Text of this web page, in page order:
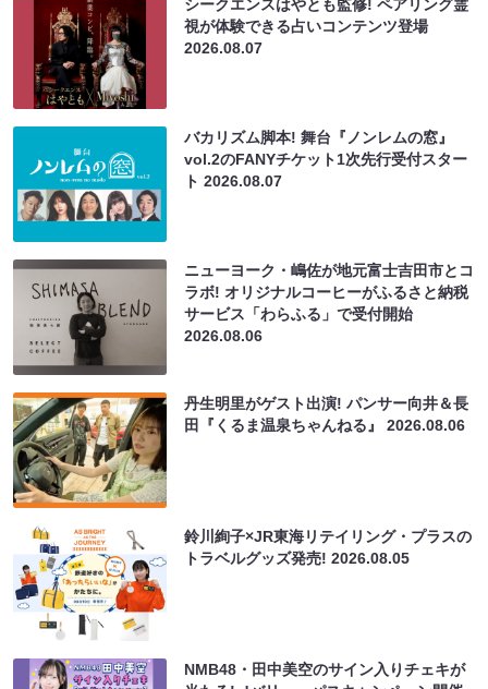
シークエンスはやとも監修! ペアリング霊
視が体験できる占いコンテンツ登場
2026.08.07
バカリズム脚本! 舞台『ノンレムの窓』
vol.2のFANYチケット1次先行受付スター
ト2026.08.07
ニューヨーク・嶋佐が地元富士吉田市とコ
ラボ! オリジナルコーヒーがふるさと納税
サービス「わらふる」で受付開始
2026.08.06
丹生明里がゲスト出演! パンサー向井＆長
田『くるま温泉ちゃんねる』2026.08.06
鈴川絢子×JR東海リテイリング・プラスの
トラベルグッズ発売!2026.08.05
NMB48・田中美空のサイン入りチェキが